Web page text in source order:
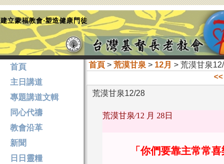
建立蒙福教會‧塑造健康門徒
首頁> 荒漠甘泉 > 12月 > 荒漠甘泉
荒漠甘泉12/28
荒漠甘泉∕12 月 28日
「你們要靠主常常
首頁
主日講道
專題講道文輯
同心代禱
教會沿革
新聞
日日靈糧